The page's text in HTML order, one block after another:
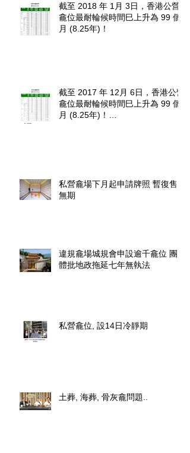
截至 2018 年 1月 3日，香港公營
龕位最耐輪候時間巳上升為 99 個
月 (8.25年)！
截至 2017 年 12月 6日，香港公營
龕位最耐輪候時間巳上升為 99 個
月 (8.25年)！
私營龕場下月起申請牌照 暫復售
無期
違規龕場城規會申設逾千龕位 團
體批地政拖延七年無執法
私營龕位, 設14日冷靜期
土葬, 海葬, 骨灰龕問題..